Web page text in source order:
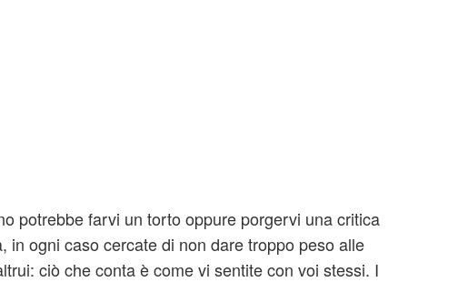
potrebbe farvi un torto oppure porgervi una critica
in ogni caso cercate di non dare troppo peso alle
ciò che conta è come vi sentite con voi stessi. I